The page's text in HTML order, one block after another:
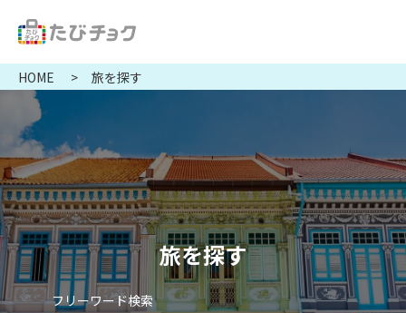
HOME 旅を探す
旅を探す
フリーワード検索